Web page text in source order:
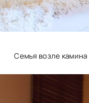
Семья возле камина